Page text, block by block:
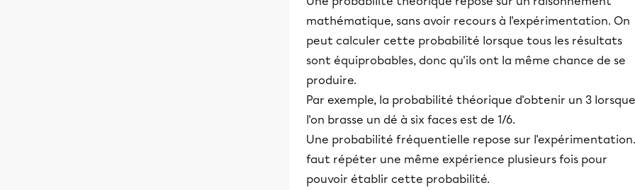
mathématique, sans avoir recours à l'expérimentation. On
peut calculer cette probabilité lorsque tous les résultats
sont équiprobables, donc qu'ils ont la même chance de se
produire.
Par exemple, la probabilité théorique d'obtenir un 3 lorsque
l'on brasse un dé à six faces est de 1/6.
Une probabilité fréquentielle repose sur
faut répéter une même expérience plusieurs fois pour
pouvoir établir cette probabilité.